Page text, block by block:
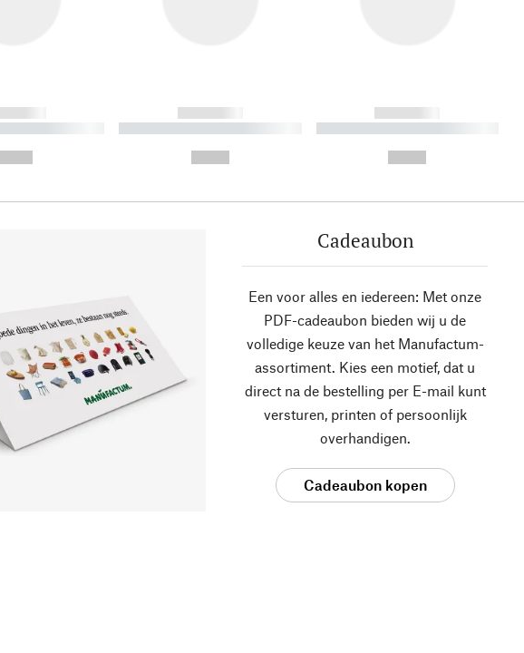
----------
------------
----------- ----------- ----------
------------
----------- ----------- ----------
Cadeaubon
Een voor alles en iedereen: Met onze
PDF-cadeaubon bieden wij u de
volledige keuze van het Manufactum-
assortiment. Kies een motief, dat u
direct na de bestelling per E-mail kunt
versturen, printen of persoonlijk
overhandigen.
Cadeaubon kopen